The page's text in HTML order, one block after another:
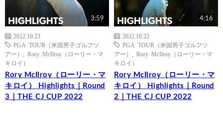
3:59
2022.10.23
PGA TOUR（米国男子ゴルフツ
アー）
Rory McIlroy（ローリー・マ
キロイ）
Rory McIlroy（ローリー・マ
キロイ） Highlights｜Round
3｜THE CJ CUP 2022
4:16
2022.10.22
PGA TOUR（米国男子ゴルフツ
アー）
Rory McIlroy（ローリー・マ
キロイ）
Rory McIlroy（ローリー・マ
キロイ） Highlights｜Round
2｜THE CJ CUP 2022